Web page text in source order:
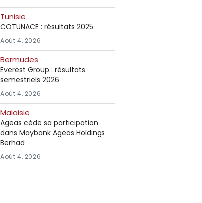
Tunisie
COTUNACE : résultats 2025
Août 4, 2026
Bermudes
Everest Group : résultats
semestriels 2026
Août 4, 2026
Malaisie
Ageas cède sa participation
dans Maybank Ageas Holdings
Berhad
Août 4, 2026